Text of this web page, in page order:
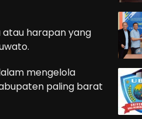
atau harapan yang
mengelola
paling barat